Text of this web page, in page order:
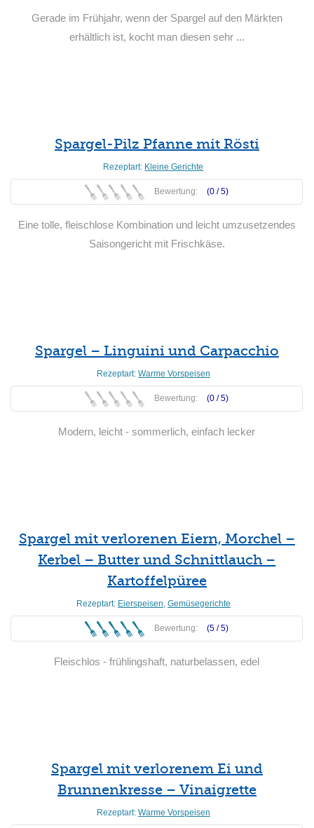
Gerade im Frühjahr, wenn der Spargel auf den Märkten
erhältlich ist, kocht man diesen sehr ...
Spargel-Pilz Pfanne mit Rösti
Rezeptart: Kleine Gerichte
Bewertung: (0 /5)
Eine tolle, fleischlose Kombination und leicht umzusetzendes
Saisongericht mit Frischkäse.
Spargel – Linguini und Carpacchio
Rezeptart: Warme Vorspeisen
Bewertung: (0 /5)
Modern, leicht - sommerlich, einfach lecker
Spargel mit verlorenen Eiern, Morchel –
Kerbel – Butter und Schnittlauch –
Kartoffelpüree
Rezeptart: Eierspeisen, Gemüsegerichte
Bewertung: (5 /5)
Fleischlos - frühlingshaft, naturbelassen, edel
Spargel mit verlorenem Ei und
Brunnenkresse – Vinaigrette
Rezeptart: Warme Vorspeisen